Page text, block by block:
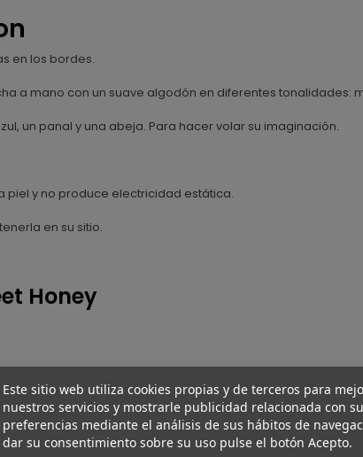
en los bordes.
a mano con un suave algodón en diferentes tonalidades:
un panal y una abeja. Para hacer volar su imaginación.
piel y no produce electricidad estática.
en su sitio.
Honey
Este sitio web utiliza cookies propias y de terceros para
nuestros servicios y mostrarle publicidad relacionada con
preferencias mediante el análisis de sus hábitos de
dar su consentimiento sobre su uso pulse el botón Acepto.